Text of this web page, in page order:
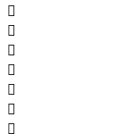






